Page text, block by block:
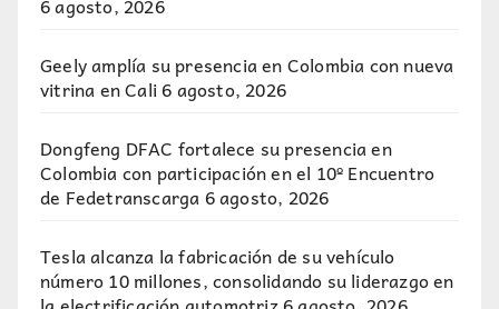
Geely amplía su presencia en Colombia con nueva
vitrina en Cali 6 agosto, 2026
Dongfeng DFAC fortalece su presencia en
Colombia con participación en el 10º Encuentro
de Fedetranscarga6 agosto, 2026
Tesla alcanza la fabricación de su vehículo
número 10 millones, consolidando su liderazgo en